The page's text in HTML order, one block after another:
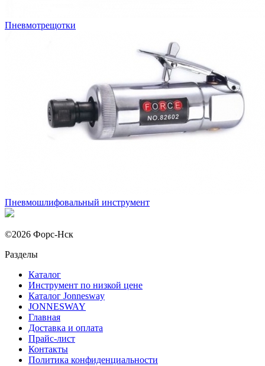
Пневмотрещотки
Пневмошлифовальный инструмент
©2026 Форс-Нск
Разделы
Каталог
Инструмент по низкой цене
Каталог Jonnesway
JONNESWAY
Главная
Доставка и оплата
Прайс-лист
Контакты
Политика конфиденциальности